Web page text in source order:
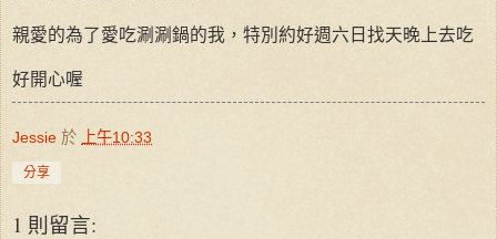
親愛的為了愛吃涮涮鍋的我，特別約好週六日找天晚上去吃
好開心喔
Jessie 於 上午10:33
分享
1 則留言: